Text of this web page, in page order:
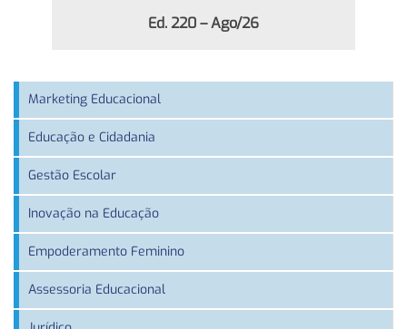
Ed. 220 – Ago/26
Marketing Educacional
Educação e Cidadania
Gestão Escolar
Inovação na Educação
Empoderamento Feminino
Assessoria Educacional